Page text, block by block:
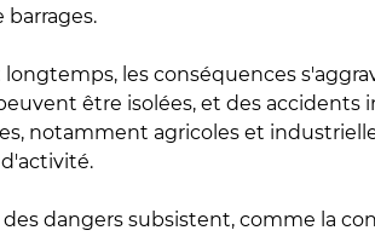
les conséquences
être isolées, et des accidents
notamment agricoles et
des dangers subsistent, comme la